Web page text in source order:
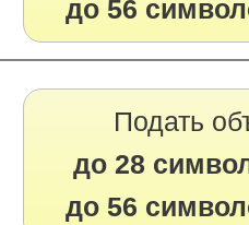
до 56
Подать
до 28
до 56